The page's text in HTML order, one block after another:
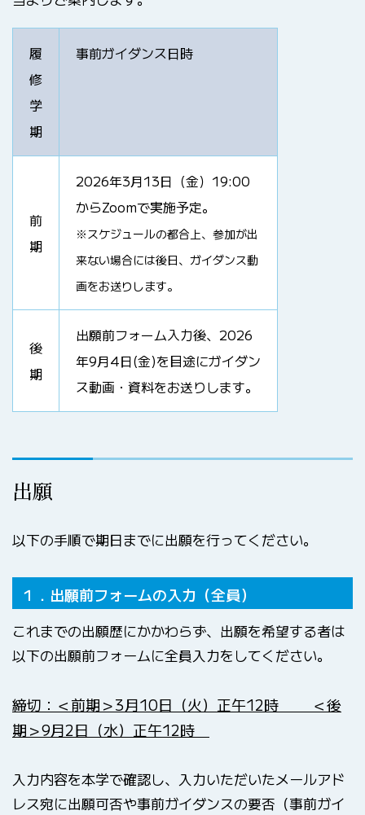
履
修
学
期
事前ガイダンス日時
前
期
2026年3月13日（金）19:00
からZoomで実施予定。
※スケジュールの都合上、参加が出
来ない場合には後日、ガイダンス動
画をお送りします。
後
期
出願前フォーム入力後、2026
年9月4日(金)を目途にガイダン
ス動画・資料をお送りします。
出願
以下の手順で期日までに出願を行ってください。
１．出願前フォームの入力（全員）
これまでの出願歴にかかわらず、出願を希望する者は
以下の出願前フォームに全員入力をしてください。
締切：＜前期＞3月10日（火）正午12時
＜後
期＞9月2日（水）正午12時
入力内容を本学で確認し、入力いただいたメールアド
レス宛に出願可否や事前ガイダンスの要否（事前ガイ